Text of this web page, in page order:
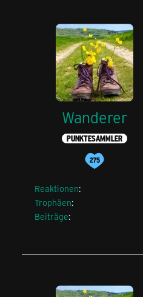
Wanderer
PUNKTESAMMLER
Reaktionen
Trophäen
Beiträge